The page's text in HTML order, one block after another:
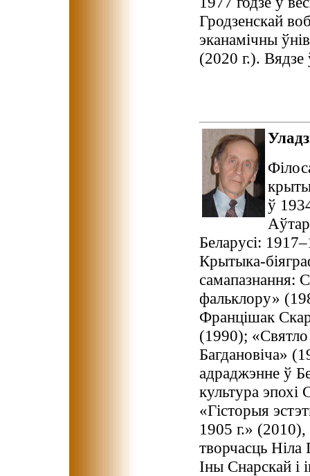
Гродзенскай
эканамічны
(2020 г.). Вядзе
ў
Беларусі:
Крытыка-
самапазнання:
фальклору»
Францішак
(1990); «Святло
Багдановіча»
адраджэнне ў
культура эпохі
«Гісторыя
1905 г.» (2010),
творчасць Ніла
Іны Снарскай і